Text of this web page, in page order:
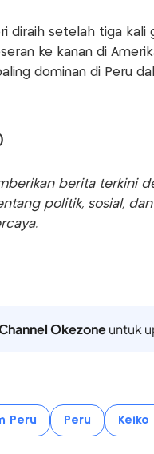
diraih setelah tiga
ke kanan di
dominan di Peru
berita terkini
politik, sosial,
Okezoneuntuk
Peru Peru Keiko